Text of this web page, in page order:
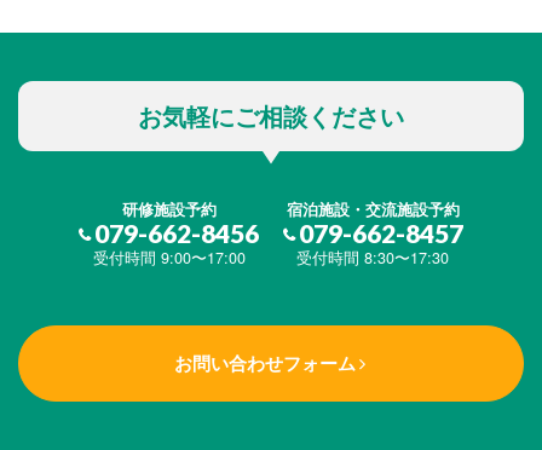
お気軽にご相談ください
研修施設予約
079-662-8456
受付時間 9:00〜17:00
宿泊施設・交流施設予約
079-662-8457
受付時間 8:30〜17:30
お問い合わせフォーム